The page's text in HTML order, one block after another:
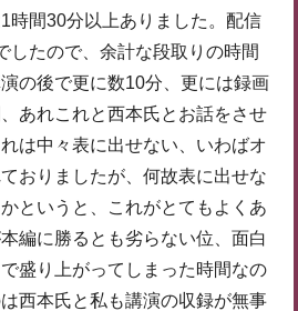
時間30分以上ありました。配信
したので、余計な段取りの時間
の後で更に数10分、更には録画
あれこれと西本氏とお話をさせ
は中々表に出せない、いわばオ
おりましたが、何故表に出せな
というと、これがとてもよくあ
編に勝るとも劣らない位、面白
盛り上がってしまった時間なの
西本氏と私も講演の収録が無事